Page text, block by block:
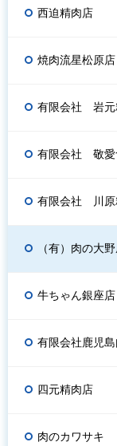
西迫精肉店
焼肉流星松原店
有限会社 岩元
有限会社 敬愛
有限会社 川原
（有）肉の大
牛ちゃん銀座店
有限会社鹿児島
四元精肉店
肉のカワサキ